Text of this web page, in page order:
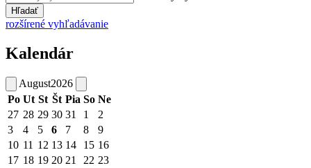
Hľadať
rozšírené vyhľadávanie
Kalendár
August2026
Po Ut St Št Pia So Ne
27 28 29 30 31 1
2
3
4 5 6 7 8
9
10 11 12 13 14 15 16
17 18 19 20 21 22 23